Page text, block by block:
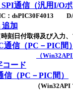
SPI通信（汎用I/O
：dsPIC30F4013
追加
時刻日付取得及び入力
通信（PC－PIC間
（
コード
信（PC－PIC間）
（